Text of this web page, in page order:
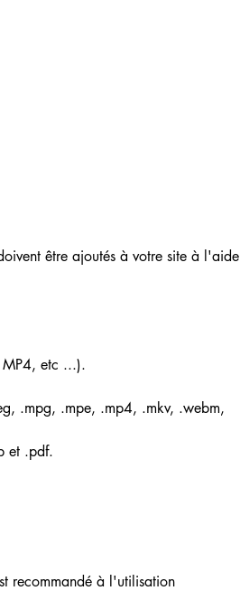
être ajoutés à votre site à l'aide
MP4, etc ...).
.mpg, .mpe, .mp4, .mkv, .webm,
et .pdf.
recommandé à l'utilisation